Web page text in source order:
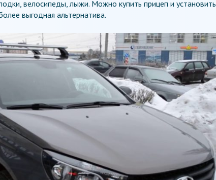
велосипеды, лыжи. Можно купить прицеп и установить
выгодная альтернатива.